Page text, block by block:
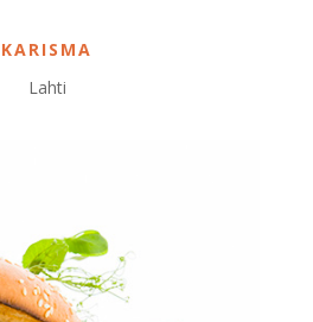
KARISMA
Lahti